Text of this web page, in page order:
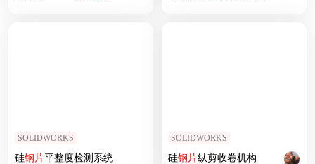
SOLIDWORKS
硅钢片平整度检测系统
SOLIDWORKS
硅钢片纵剪收卷机构